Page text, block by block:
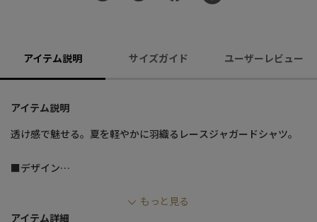
アイテム説明 サイズガイド ユーザーレビュー
アイテム説明
透け感で魅せる。夏を軽やかに羽織るレースジャガードシャツ。
■デザイン
・カットソー素材ならではの伸縮性で、ストレスフリーな快適な
もっと見る
アイテム詳細